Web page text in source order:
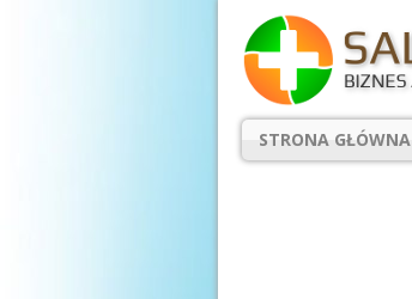
STRONA GŁÓWNA